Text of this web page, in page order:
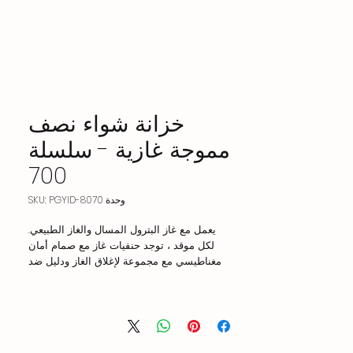
خزانة شواء نصف
مموجة غازية - سلسلة
700
وحدة SKU: PGYID-8070
يعمل مع غاز البترول المسال والغاز الطبيعي.
لكل موقد ، توجد حنفيات غاز مع صمام أمان
مغناطيسي مع مجموعة لإغلاق الغاز ودليل ضد